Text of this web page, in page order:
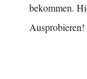
bekommen.
Ausprobieren!